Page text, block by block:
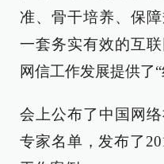
准、骨干培养、保
一套务实有效的互
网信工作发展提供了
会上公布了中国网
专家名单，发布了